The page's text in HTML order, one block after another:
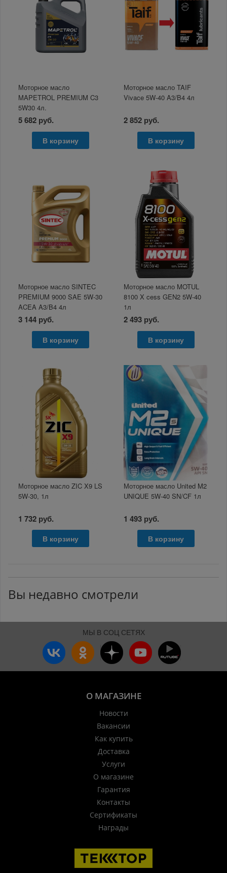
Моторное масло
MAPETROL PREMIUM C3
5W30 4л.
5 682 руб.
В корзину
Моторное масло TAIF
Vivace 5W-40 A3/B4 4л
2 852 руб.
В корзину
Моторное масло SINTEC
PREMIUM 9000 SAE 5W-30
ACEA A3/B4 4л
3 144 руб.
В корзину
Моторное масло MOTUL
8100 X cess GEN2 5W-40
1л
2 493 руб.
В корзину
Моторное масло ZIC X9 LS
5W-30, 1л
1 732 руб.
В корзину
Моторное масло United M2
UNIQUE 5W-40 SN/CF 1л
1 493 руб.
В корзину
Вы недавно смотрели
МЫ В СОЦ СЕТЯХ
О МАГАЗИНЕ
Новости
Вакансии
Как купить
Доставка
Услуги
О магазине
Гарантия
Контакты
Сертификаты
Награды